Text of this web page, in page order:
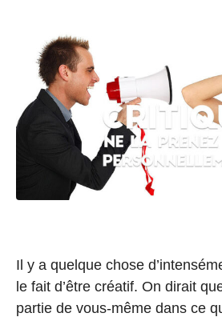
Il y a quelque chose
le fait d’être créatif. On dirait
partie de vous-même dans ce